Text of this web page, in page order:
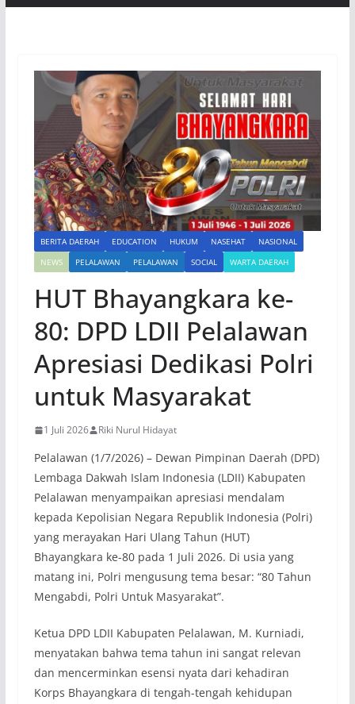
BERITA DAERAH EDUCATION HUKUM NASEHAT
NASIONAL
NEWS
PELALAWAN PELALAWAN SOCIAL WARTA DAERAH
HUT Bhayangkara ke-
80: DPD LDII Pelalawan
Apresiasi Dedikasi Polri
untuk Masyarakat
1 Juli 2026 Riki Nurul Hidayat
Pelalawan (1/7/2026) – Dewan Pimpinan Daerah (DPD)
Lembaga Dakwah Islam Indonesia (LDII) Kabupaten
Pelalawan menyampaikan apresiasi mendalam
kepada Kepolisian Negara Republik Indonesia (Polri)
yang merayakan Hari Ulang Tahun (HUT)
Bhayangkara ke-80 pada 1 Juli 2026. Di usia yang
matang ini, Polri mengusung tema besar: “80 Tahun
Mengabdi, Polri Untuk Masyarakat”.
Ketua DPD LDII Kabupaten Pelalawan, M. Kurniadi,
menyatakan bahwa tema tahun ini sangat relevan
dan mencerminkan esensi nyata dari kehadiran
Korps Bhayangkara di tengah-tengah kehidupan